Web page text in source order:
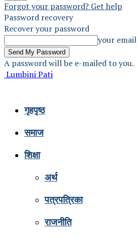
Forgot your password? Get help
Password recovery
Recover your password
your email
A password will be e-mailed to you.
Lumbini Pati
गृहपृष्ठ
समाज
शिक्षा
अर्थ
पत्रपत्रिका
राजनीति